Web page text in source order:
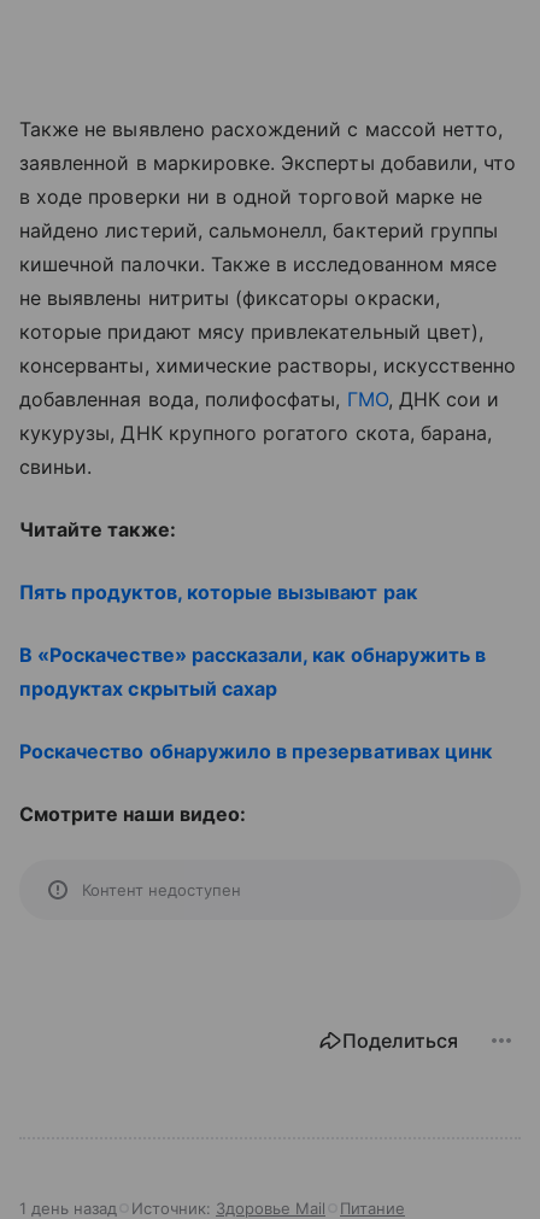
Также не выявлено расхождений с массой нетто,
заявленной в маркировке. Эксперты добавили, что
в ходе проверки ни в одной торговой марке не
найдено листерий, сальмонелл, бактерий группы
кишечной палочки. Также в исследованном мясе
не выявлены нитриты (фиксаторы окраски,
которые придают мясу привлекательный цвет),
консерванты, химические растворы, искусственно
добавленная вода, полифосфаты, ГМО, ДНК сои и
кукурузы, ДНК крупного рогатого скота, барана,
свиньи.
Читайте также:
Пять продуктов, которые вызывают рак
В «Роскачестве» рассказали, как обнаружить в
продуктах скрытый сахар
Роскачество обнаружило в презервативах цинк
Смотрите наши видео:
Контент недоступен
Поделиться
1 день назад Источник: Здоровье Mail Питание